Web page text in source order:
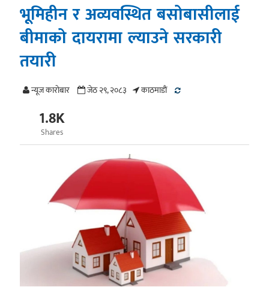
भूमिहीन र अव्यवस्थित बसोबासीलाई
बीमाको दायरामा ल्याउने सरकारी
तयारी
न्यूज काराेबार जेठ २९, २०८३ काठमाडाैं
1.8K
Shares